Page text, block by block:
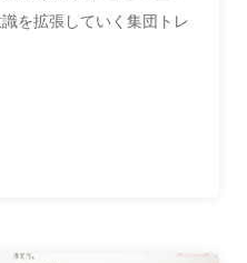
を拡張していく集団トレ